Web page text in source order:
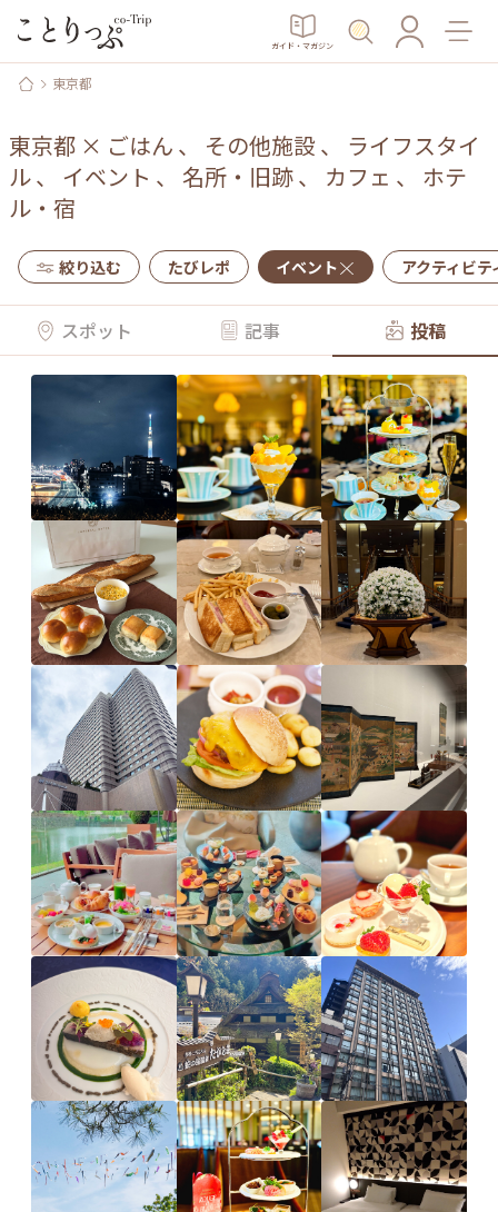
ガイド・マガジン
東京都
東京都 × ごはん 、 その他施設、 ライフスタイ
ル、 イベント 、 名所・旧跡、 カフェ 、 ホテ
ル・宿
絞り込む たびレポ イベント アクティビテ
スポット 記事 投稿